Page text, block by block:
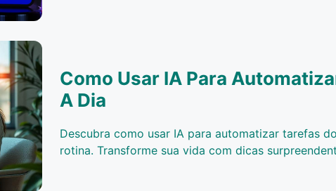
Como Usar IA Para
A Dia
Descubra como usar IA para automatizar tarefas
rotina. Transforme sua vida com dicas